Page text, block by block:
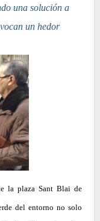
un hedor
la plaza Sant Blai de
del entorno no solo